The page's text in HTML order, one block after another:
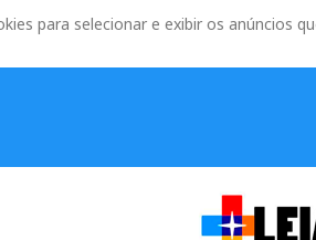
para selecionar e exibir os anúncios